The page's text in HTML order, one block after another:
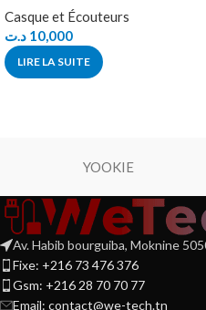
Casque et Écouteurs
10,000 د.ت
LIRE LA SUITE
YOOKIE
Av. Habib bourguiba, Moknine
Fixe: +216 73 476 376
Gsm: +216 28 70 70 77
Email: contact@we-tech.tn